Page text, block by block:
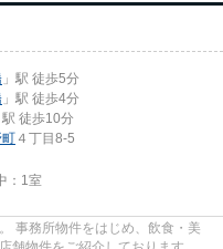
」駅 徒歩5分
」駅 徒歩4分
駅 徒歩10分
４丁目8-5
： 1室
事務所物件をはじめ、飲食・美